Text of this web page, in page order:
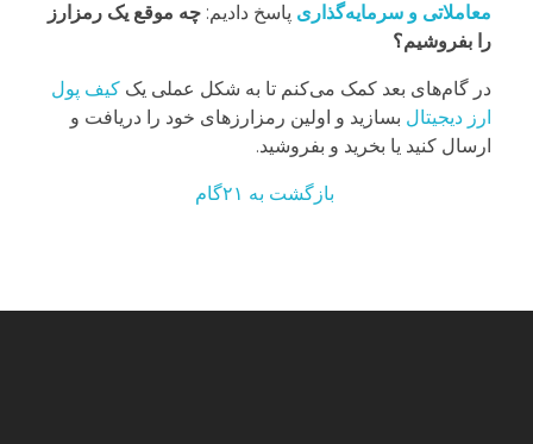
معاملاتی و سرمایه‌گذاری پاسخ دادیم: چه موقع یک رمزارز
را بفروشیم؟
در گام‌های بعد کمک می‌کنم تا به شکل عملی یک کیف پول
ارز دیجیتال بسازید و اولین رمزارزهای خود را دریافت و
ارسال کنید یا بخرید و بفروشید.
بازگشت به ۲۱گام